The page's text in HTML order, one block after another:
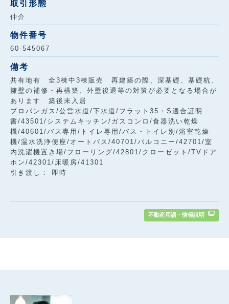
取引形態
仲介
物件番号
60-545067
備考
共有地有 全3棟中3棟販売 再建築の際、深基礎、基礎杭、
擁壁の補修・再構築、外壁後退等の対策が必要となる場合が
あります 築後未入居
プロパンガス/公営水道/下水道/フラット35・S適合証明
書/43501/システムキッチン/ガスコンロ/食器洗い乾燥
機/40601/バス専用/トイレ専用/バス・トイレ別/浴室乾燥
機/温水洗浄便座/オートバス/40701/バルコニー/42701/室
内洗濯機置き場/フローリング/42801/クローゼット/TVドア
ホン/42301/床暖房/41301
引き渡し： 即時
不動産用語・情報説明